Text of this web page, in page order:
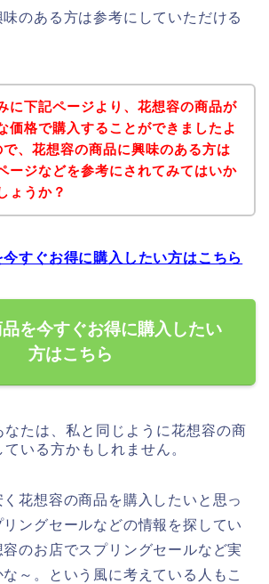
のある方は参考にしていただける
に下記ページより、花想容の商品が
価格で購入することができましたよ
で、花想容の商品に興味のある方は
ージなどを参考にされてみてはいか
ょうか？
すぐお得に購入したい方はこちら
を今すぐお得に購入したい
方はこちら
なたは、私と同じように花想容の商
いる方かもしれません。
花想容の商品を購入したいと思っ
ングセールなどの情報を探してい
のお店でスプリングセールなど実
～。という風に考えている人もこ